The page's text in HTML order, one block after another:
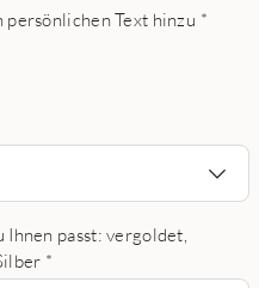
persönlichen Text hinzu *
passt: vergoldet,
*